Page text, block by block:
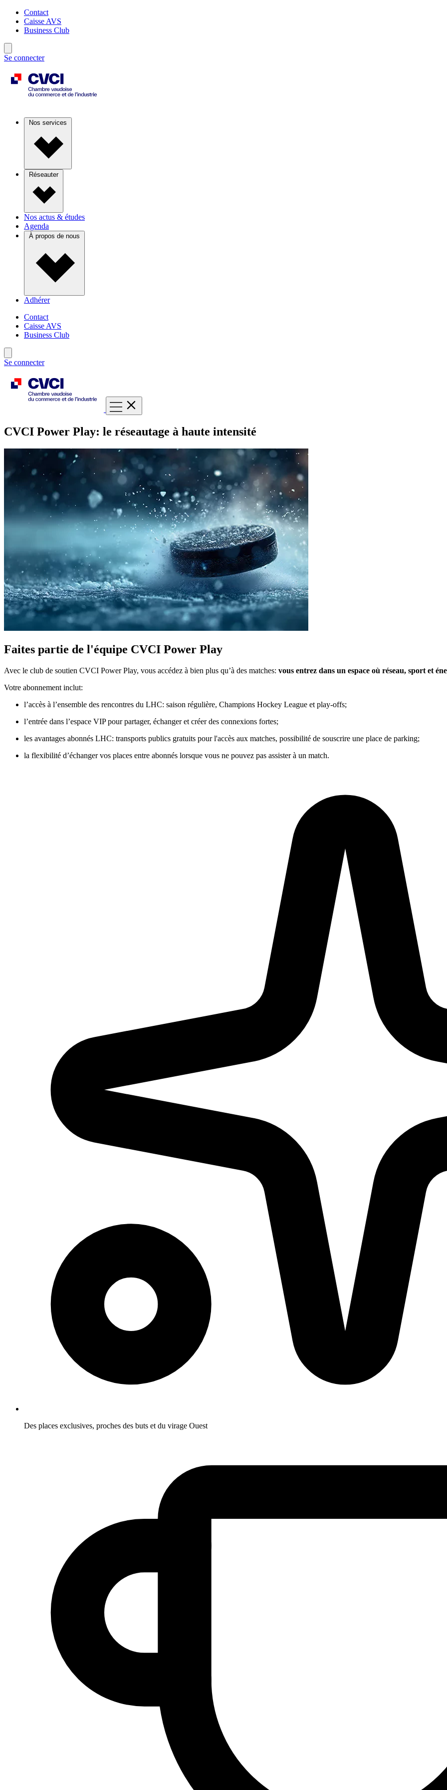
Contact
Caisse AVS
Business Club
Se connecter
Nos services
Réseauter
Nos actus & études
Agenda
À propos de nous
Adhérer
Contact
Caisse AVS
Business Club
Se connecter
CVCI Power Play: le réseautage à haute intensité
Faites partie de l'équipe CVCI Power Play
Avec le club de soutien CVCI Power Play, vous accédez à bien plus qu’à des matches: vous entrez dans un espace où réseau, sport et
Votre abonnement inclut:
l’accès à l’ensemble des rencontres du LHC: saison régulière, Champions Hockey League et play-offs;
l’entrée dans l’espace VIP pour partager, échanger et créer des connexions fortes;
les avantages abonnés LHC: transports publics gratuits pour l'accès aux matches, possibilité de souscrire une place de parking;
la flexibilité d’échanger vos places entre abonnés lorsque vous ne pouvez pas assister à un match.
Des places exclusives, proches des buts et du virage Ouest